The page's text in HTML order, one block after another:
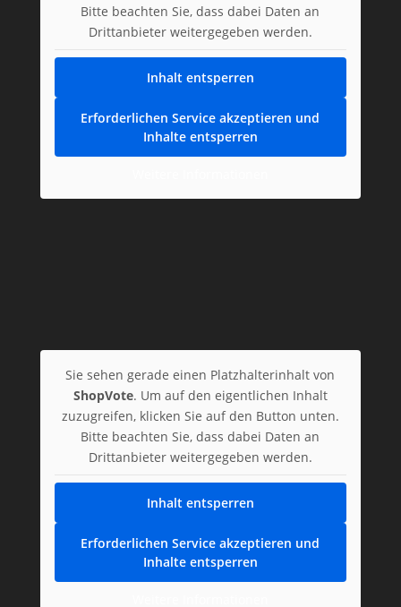
Bitte beachten Sie, dass dabei Daten an
Drittanbieter weitergegeben werden.
Inhalt entsperren
Erforderlichen Service akzeptieren und
Inhalte entsperren
Sie sehen gerade einen Platzhalterinhalt von
ShopVote. Um auf den eigentlichen Inhalt
zuzugreifen, klicken Sie auf den Button unten.
Bitte beachten Sie, dass dabei Daten an
Drittanbieter weitergegeben werden.
Inhalt entsperren
Erforderlichen Service akzeptieren und
Inhalte entsperren